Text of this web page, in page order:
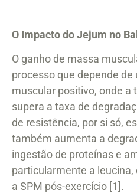
O Impacto do Jejum no
O ganho de massa
processo que depende
muscular positivo, onde a
supera a taxa de
de resistência, por si só,
também aumenta a
ingestão de proteínas e
particularmente a
a SPM pós-exercício [1].